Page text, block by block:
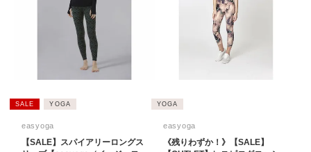
SALE YOGA
easyoga
【SALE】スパイアリーロングス
YOGA
easyoga
《残りわずか！》【SALE】